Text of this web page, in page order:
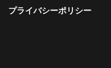
プライバシーポリシー